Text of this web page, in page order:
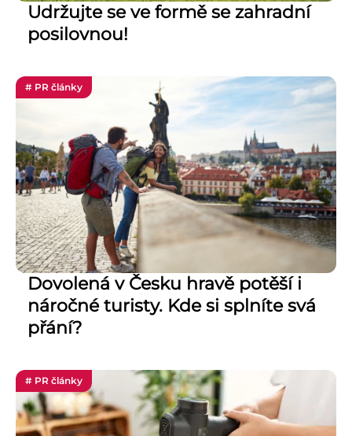
Udržujte se ve formě se zahradní
posilovnou!
# PR články
Dovolená v Česku hravě potěší i
náročné turisty. Kde si splníte svá
přání?
# PR články